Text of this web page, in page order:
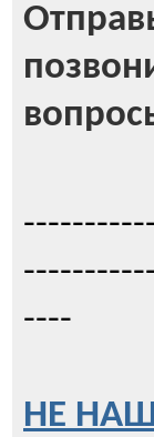
----
НЕ